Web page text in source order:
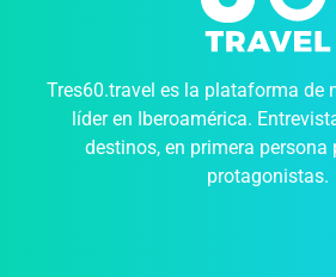
Tres60.travel es la plataforma de
líder en Iberoamérica.
destinos, en primera persona
protagonistas.